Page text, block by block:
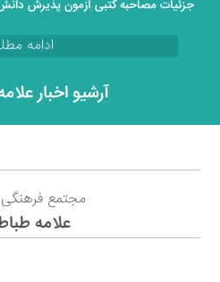
جزئیات مصاحبه کتبی آزمون پذیرش
ادامه
آرشیو اخبار
مجتمع
علامه